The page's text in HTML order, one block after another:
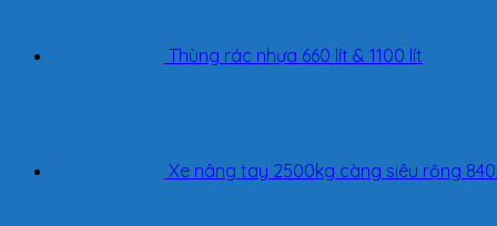
Thùng rác nhựa 660 lít & 1100 lít
Xe nâng tay 2500kg càng siêu rộng